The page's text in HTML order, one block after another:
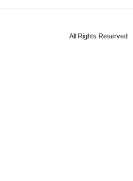
All Rights Reserved